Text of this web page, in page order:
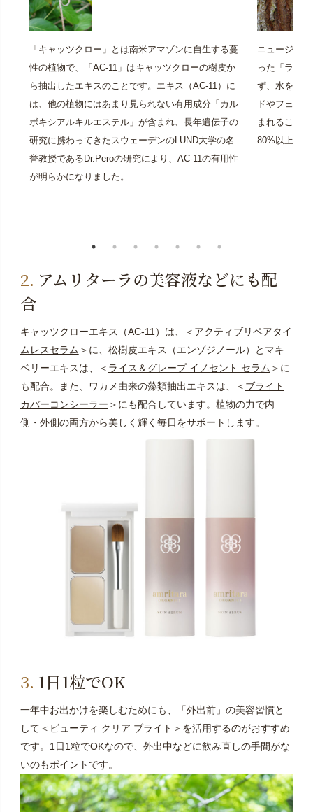
「キャッツクロー」とは南米アマゾンに自生する蔓
性の植物で、「AC-11」はキャッツクローの樹皮か
ら抽出したエキスのことです。エキス（AC-11）に
は、他の植物にはあまり見られない有用成分「カル
ボキシアルキルエステル」が含まれ、長年遺伝子の
研究に携わってきたスウェーデンのLUND大学の名
誉教授であるDr.Peroの研究により、AC-11の有用性
が明らかになりました。
ニュージー
った「ラジ
ず、水を使
ドやフェノ
まれること
80%以上を
アムリターラの美容液などにも配
合
キャッツクローエキス（AC-11）は、＜ アクティブリペアタイ
ムレスセラム ＞に、松樹皮エキス（エンゾジノール）とマキ
ベリーエキスは、＜ ライス＆グレープ イノセント セラム ＞に
も配合。また、ワカメ由来の藻類抽出エキスは、＜ ブライト
カバーコンシーラー ＞にも配合しています。植物の力で内
側・外側の両方から美しく輝く毎日をサポートします。
1日1粒でOK
一年中お出かけを楽しむためにも、「外出前」の美容習慣と
して＜ビューティ クリア ブライト＞を活用するのがおすすめ
です。1日1粒でOKなので、外出中などに飲み直しの手間がな
いのもポイントです。